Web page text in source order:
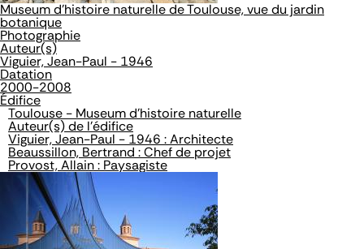
Museum d'histoire naturelle de Toulouse, vue du jardin
botanique
Photographie
Auteur(s)
Viguier, Jean-Paul - 1946
Datation
2000-2008
Édifice
Toulouse - Museum d'histoire naturelle
Auteur(s) de l'édifice
Viguier, Jean-Paul - 1946 : Architecte
Beaussillon, Bertrand : Chef de projet
Provost, Allain : Paysagiste